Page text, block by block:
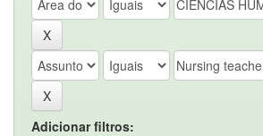
Adicionar filtros: